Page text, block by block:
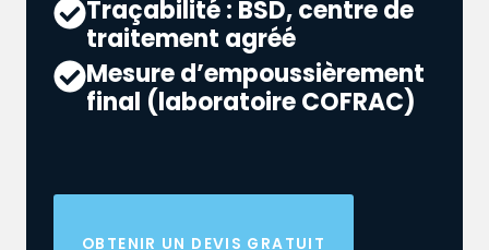
Traçabilité : BSD, centre de
traitement agréé
Mesure d’empoussièrement
final (laboratoire COFRAC)
OBTENIR UN DEVIS GRATUIT